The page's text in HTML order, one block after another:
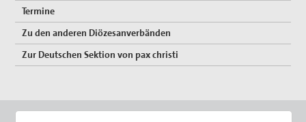
Termine
Zu den anderen Diözesanverbänden
Zur Deutschen Sektion von pax christi